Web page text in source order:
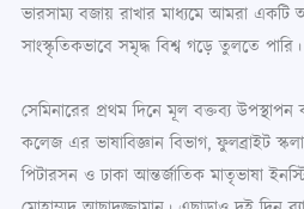
ভারসাম্য বজায় রাখার মাধ্যমে আমরা একটি
সাংস্কৃতিকভাবে সমৃদ্ধ বিশ্ব গড়ে তুলতে পারি।
সেমিনারের প্রথম দিনে মূল বক্তব্য উপস্থাপন
কলেজ এর ভাষাবিজ্ঞান বিভাগ, ফুলব্রাইট
পিটারসন ও ঢাকা আন্তর্জাতিক মাতৃভাষা